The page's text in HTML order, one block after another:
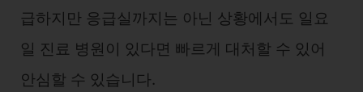
급하지만 응급실까지는 아닌 상황에서도 일요
일 진료 병원이 있다면 빠르게 대처할 수 있어
안심할 수 있습니다.